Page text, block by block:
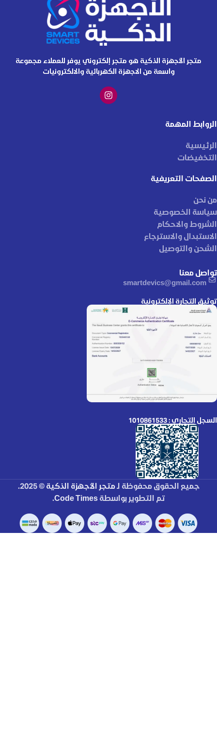
متجر الأجهزة الذكية هو متجر إلكتروني يوفر للعملاء مجموعة
واسعة من الاجهزة الكهربائية والالكترونيات
الروابط المهمة
الرئيسية
التخفيضات
الصفحات التعريفية
من نحن
سياسة الخصوصية
الشروط والاحكام
الاستبدال والاسترجاع
الشحن والتوصيل
تواصل معنا
smartdevics@gmail.com
توثيق التجارة الإلكترونية
السجل التجاري : 1010861533
جميع الحقوق محفوظة لـمتجر الأجهزة الذكية © 2025.
تم التطوير بواسطة Code Times
.